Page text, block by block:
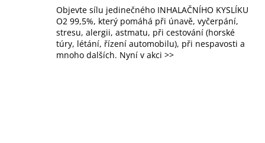
Objevte sílu jedinečného INHALAČNÍHO KYSLÍKU
O2 99,5%, který pomáhá při únavě, vyčerpání,
stresu, alergii, astmatu, při cestování (horské
túry, létání, řízení automobilu), při nespavosti a
mnoho dalších. Nyní v akci >>